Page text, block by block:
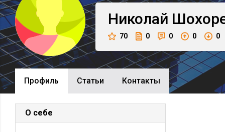
Николай
70 0 0 0 0
Профиль Cтатьи Контакты
О себе